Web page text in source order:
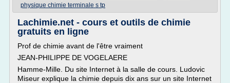
physique chimie terminale s tp
Lachimie.net - cours et outils de chimie
gratuits en ligne
Prof de chimie avant de l'être vraiment
JEAN-PHILIPPE DE VOGELAERE
Hamme-Mille. Du site Internet à la salle de cours. Ludovic
Miseur explique la chimie depuis dix ans sur un site Internet